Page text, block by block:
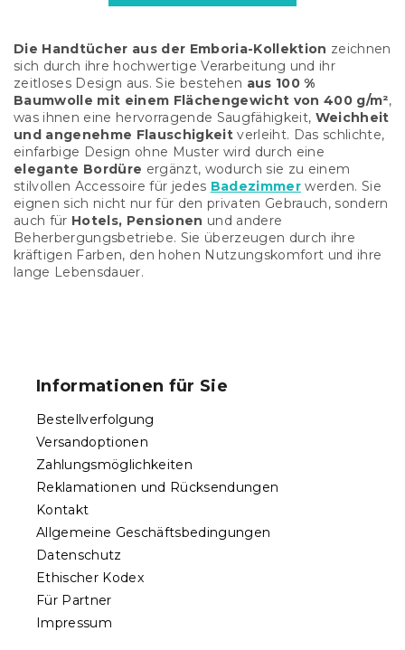
Die Handtücher aus der Emboria-Kollektion zeichnen
sich durch ihre hochwertige Verarbeitung und ihr
zeitloses Design aus. Sie bestehen aus 100 %
Baumwolle mit einem Flächengewicht von 400 g/m²,
was ihnen eine hervorragende Saugfähigkeit, Weichheit
und angenehme Flauschigkeit verleiht. Das schlichte,
einfarbige Design ohne Muster wird durch eine
elegante Bordüre ergänzt, wodurch sie zu einem
stilvollen Accessoire für jedes Badezimmer werden. Sie
eignen sich nicht nur für den privaten Gebrauch, sondern
auch für Hotels, Pensionen und andere
Beherbergungsbetriebe. Sie überzeugen durch ihre
kräftigen Farben, den hohen Nutzungskomfort und ihre
lange Lebensdauer.
Informationen für Sie
Bestellverfolgung
Versandoptionen
Zahlungsmöglichkeiten
Reklamationen und Rücksendungen
Kontakt
Allgemeine Geschäftsbedingungen
Datenschutz
Ethischer Kodex
Für Partner
Impressum